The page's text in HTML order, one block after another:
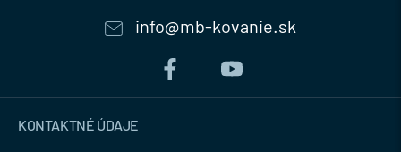
info@mb-kovanie.sk
KONTAKTNÉ ÚDAJE